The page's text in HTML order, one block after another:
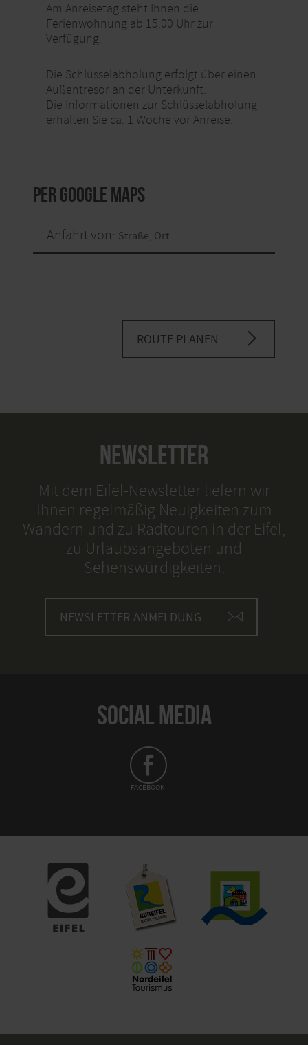
Am Anreisetag steht Ihnen die
Ferienwohnung ab 15.00 Uhr zur
Verfügung.
Die Schlüsselabholung erfolgt über einen
Außentresor an der Unterkunft.
Die Informationen zur Schlüsselabholung
erhalten Sie ca. 1 Woche vor Anreise.
per Google Maps
Anfahrt von:
ROUTE PLANEN
NEWSLETTER
Mit dem Eifel-Newsletter liefern wir
Ihnen regelmäßig Neuigkeiten zum
Wandern und zu Radtouren in der Eifel,
zu Urlaubsangeboten und
Sehenswürdigkeiten.
NEWSLETTER-ANMELDUNG
SOCIAL MEDIA
FACEBOOK